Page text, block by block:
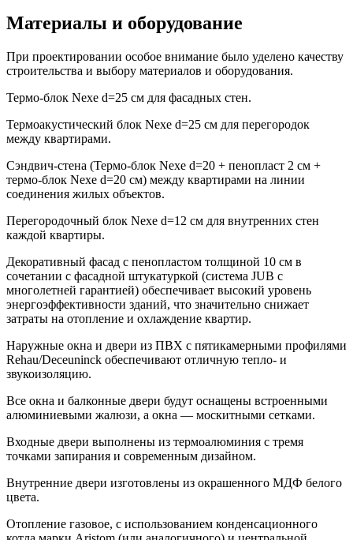
Материалы и оборудование
При проектировании особое внимание было уделено качеству
строительства и выбору материалов и оборудования.
Термо-блок Nexe d=25 см для фасадных стен.
Термоакустический блок Nexe d=25 см для перегородок
между квартирами.
Сэндвич-стена (Термо-блок Nexe d=20 + пенопласт 2 см +
термо-блок Nexe d=20 см) между квартирами на линии
соединения жилых объектов.
Перегородочный блок Nexe d=12 см для внутренних стен
каждой квартиры.
Декоративный фасад с пенопластом толщиной 10 см в
сочетании с фасадной штукатуркой (система JUB с
многолетней гарантией) обеспечивает высокий уровень
энергоэффективности зданий, что значительно снижает
затраты на отопление и охлаждение квартир.
Наружные окна и двери из ПВХ с пятикамерными профилями
Rehau/Deceuninck обеспечивают отличную тепло- и
звукоизоляцию.
Все окна и балконные двери будут оснащены встроенными
алюминиевыми жалюзи, а окна — москитными сетками.
Входные двери выполнены из термоалюминия с тремя
точками запирания и современным дизайном.
Внутренние двери изготовлены из окрашенного МДФ белого
цвета.
Отопление газовое, с использованием конденсационного